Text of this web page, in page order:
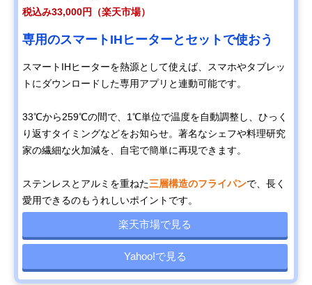
税込み33,000円（楽天市場）
専用のスマートIHヒーターとセットで使おう
スマートIHヒーターを熱源として使えば、スマホやタブレッ
トにダウンロードした専用アプリと連動可能です。
33℃から259℃の間で、1℃単位で温度を自動調整し、ひっく
り返すタイミングなどをお知らせ。著名なシェフや料理研究
家の繊細な火加減を、自宅で簡単に再現できます。
ステンレスとアルミを重ねた三層構造のフライパンで、長く
愛用できるのもうれしいポイントです。
楽天市場で見る
Yahoo!で見る